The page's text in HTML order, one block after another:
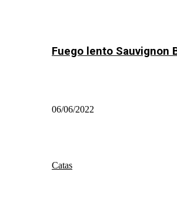
Fuego lento Sauvignon
06/06/2022
Catas